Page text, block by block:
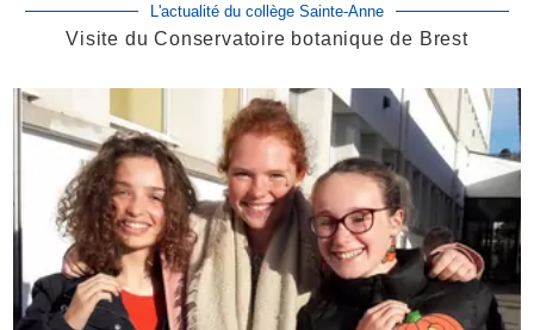
L'actualité du collège Sainte-Anne
Visite du Conservatoire botanique de Brest